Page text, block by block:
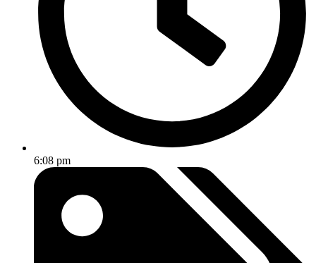
6:08 pm